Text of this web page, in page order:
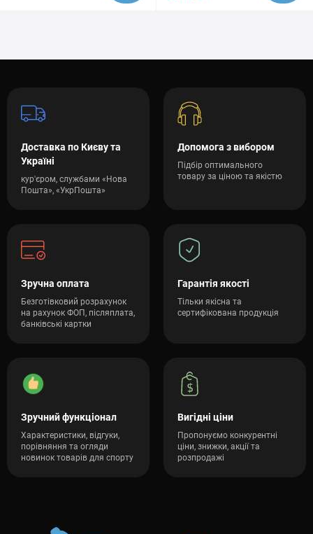
Доставка по Києву та
Україні
кур'єром, службами «Нова
Пошта», «УкрПошта»
Допомога з вибором
Підбір оптимального
товару за ціною та якістю
Зручна оплата
Безготівковий розрахунок
на рахунок ФОП, післяплата,
банківські картки
Гарантія якості
Тільки якісна та
сертифікована продукція
Зручний функціонал
Характеристики, відгуки,
порівняння та огляди
новинок товарів для спорту
Вигідні ціни
Пропонуємо конкурентні
ціни, знижки, акції та
розпродажі